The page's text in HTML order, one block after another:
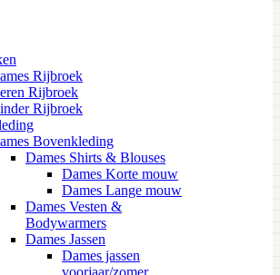
Rijbroek
Rijbroek
Rijbroek
Bovenkleding
Dames Shirts & Blouses
Dames Korte mouw
Dames Lange mouw
Dames Vesten &
Bodywarmers
Dames Jassen
Dames jassen